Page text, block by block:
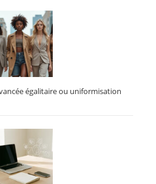
égalitaire ou uniformisation